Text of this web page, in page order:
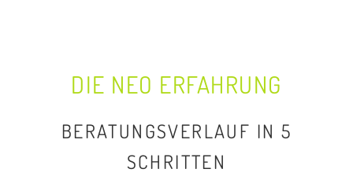
DIE NEO ERFAHRUNG
BERATUNGSVERLAUF IN 5
SCHRITTEN